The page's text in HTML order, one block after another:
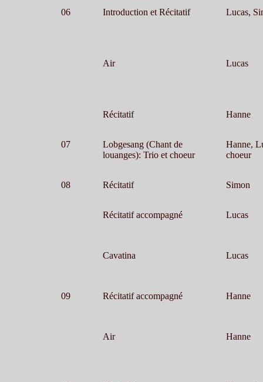
06
Introduction et Récitatif Lucas,
Air Lucas
Récitatif Hanne
07
Lobgesang (Chant de
louanges): Trio et choeur
Hanne,
choeur
08 Récitatif Simon
Récitatif accompagné Lucas
Cavatina Lucas
09 Récitatif accompagné Hanne
Air Hanne